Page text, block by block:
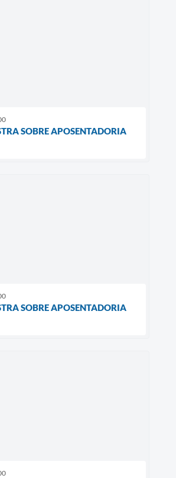
SOBRE APOSENTADORIA
SOBRE APOSENTADORIA